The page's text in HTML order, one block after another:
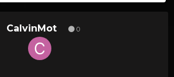
CalvinMot 0